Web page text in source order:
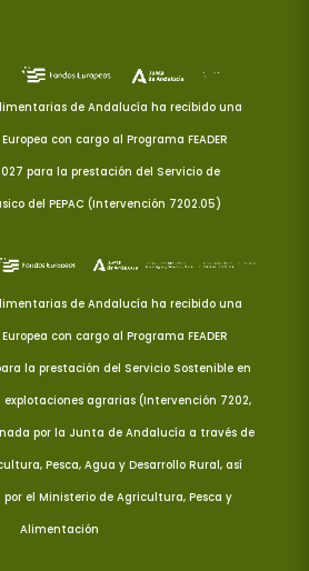
de Andalucía ha recibido una
con cargo al Programa FEADER
para la prestación del Servicio de
del PEPAC (Intervención 7202.05)
de Andalucía ha recibido una
con cargo al Programa FEADER
la prestación del Servicio Sostenible en
explotaciones agrarias (Intervención 7202,
por la Junta de Andalucía a través de
Pesca, Agua y Desarrollo Rural, así
el Ministerio de Agricultura, Pesca y
Alimentación